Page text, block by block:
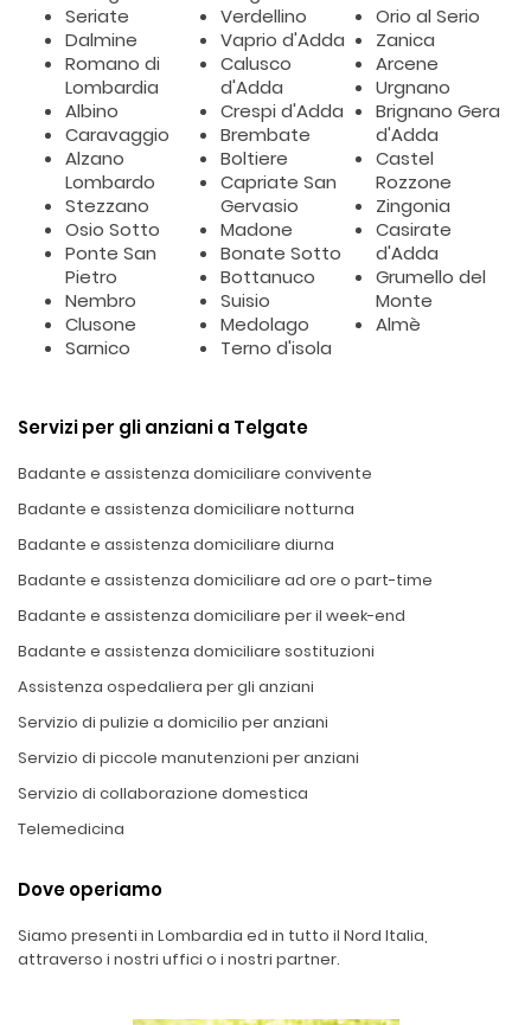
Seriate
Dalmine
Romano di
Lombardia
Albino
Caravaggio
Alzano
Lombardo
Stezzano
Osio Sotto
Ponte San
Pietro
Nembro
Clusone
Sarnico
Verdellino
Vaprio d'Adda
Calusco
d'Adda
Crespi d'Adda
Brembate
Boltiere
Capriate San
Gervasio
Madone
Bonate Sotto
Bottanuco
Suisio
Medolago
Terno d'isola
Orio al Serio
Zanica
Arcene
Urgnano
Brignano Gera
d'Adda
Castel
Rozzone
Zingonia
Casirate
d'Adda
Grumello del
Monte
Almè
Servizi per gli anziani a Telgate
Badante e assistenza domiciliare convivente
Badante e assistenza domiciliare notturna
Badante e assistenza domiciliare diurna
Badante e assistenza domiciliare ad ore o part-time
Badante e assistenza domiciliare per il week-end
Badante e assistenza domiciliare sostituzioni
Assistenza ospedaliera per gli anziani
Servizio di pulizie a domicilio per anziani
Servizio di piccole manutenzioni per anziani
Servizio di collaborazione domestica
Telemedicina
Dove operiamo
Siamo presenti in Lombardia ed in tutto il Nord Italia,
attraverso i nostri uffici o i nostri partner.